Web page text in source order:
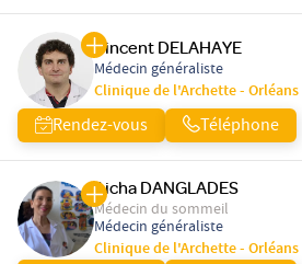
Vincent DELAHAYE
Médecin généraliste
Clinique de l'Archette - Orléans
Rendez-vous Téléphone
Aicha DANGLADES
Médecin du sommeil
Médecin généraliste
Clinique de l'Archette - Orléans